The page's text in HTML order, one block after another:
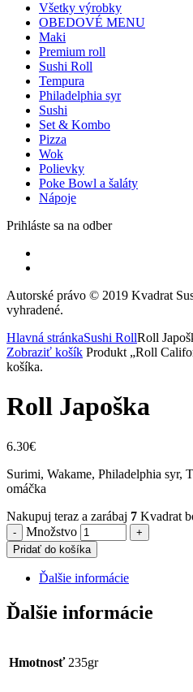
Všetky výrobky
OBEDOVÉ MENU
Maki
Premium roll
Sushi Roll
Tempura
Philadelphia syr
Sushi
Set & Kombo
Pizza
Wok
Polievky
Poke Bowl a šaláty
Nápoje
Prihláste sa na odber
Autorské právo © 2019 Kvadrat
vyhradené.
Hlavná stránkaSushi RollRoll
Zobraziť košík Produkt „Roll
košíka.
Roll Japoška
6.30€
Surimi, Wakame, Philadelphia syr,
omáčka
Nakupuj teraz a zarábaj 7 Kvadrat
Množstvo
Pridať do košíka
Ďalšie informácie
Ďalšie informácie
Hmotnosť 235gr